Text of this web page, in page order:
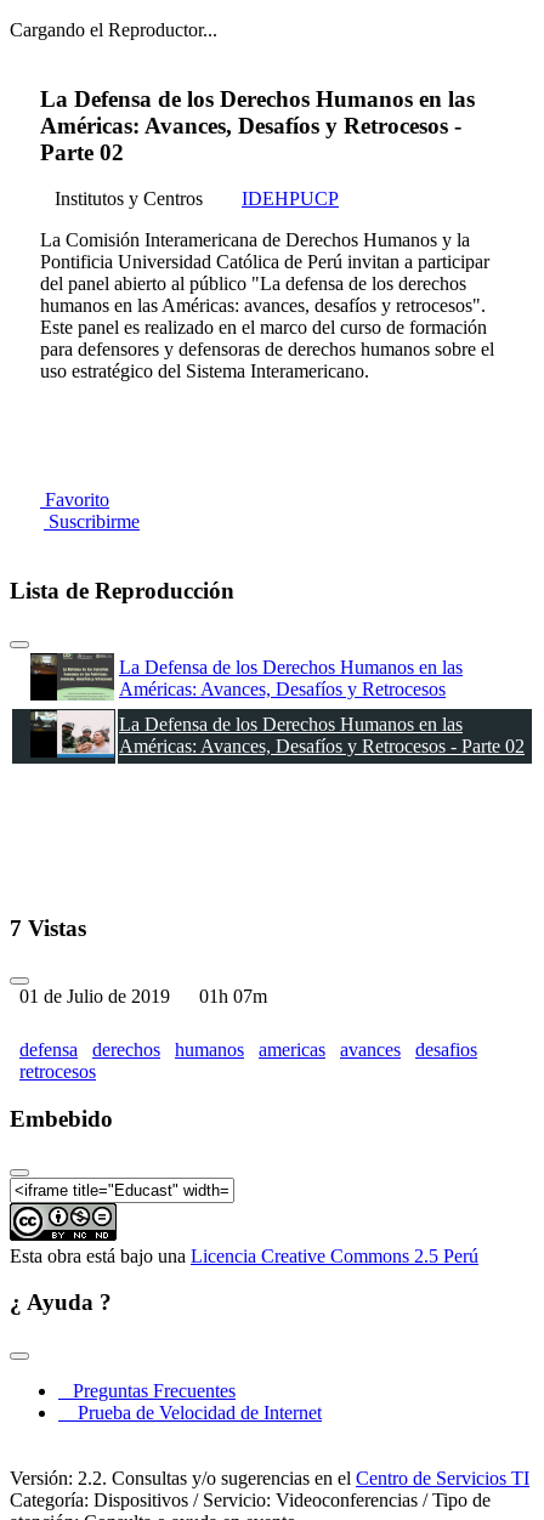
Cargando el Reproductor...
La Defensa de los Derechos Humanos en las
Américas: Avances, Desafíos y Retrocesos -
Parte 02
Institutos y Centros
IDEHPUCP
La Comisión Interamericana de Derechos Humanos y la
Pontificia Universidad Católica de Perú invitan a participar
del panel abierto al público "La defensa de los derechos
humanos en las Américas: avances, desafíos y retrocesos".
Este panel es realizado en el marco del curso de formación
para defensores y defensoras de derechos humanos sobre el
uso estratégico del Sistema Interamericano.
Favorito
Suscribirme
Lista de Reproducción
La Defensa de los Derechos Humanos en las
Américas: Avances, Desafíos y Retrocesos
La Defensa de los Derechos Humanos en las
Américas: Avances, Desafíos y Retrocesos - Parte 02
7 Vistas
01 de Julio de 2019 01h 07m
defensa derechos humanos americas avances
desafios
retrocesos
Embebido
Esta obra está bajo una Licencia Creative Commons 2.5 Perú
¿ Ayuda ?
Preguntas Frecuentes
Prueba de Velocidad de Internet
Versión: 2.2. Consultas y/o sugerencias en el Centro de Servicios TI
Categoría: Dispositivos / Servicio: Videoconferencias / Tipo de